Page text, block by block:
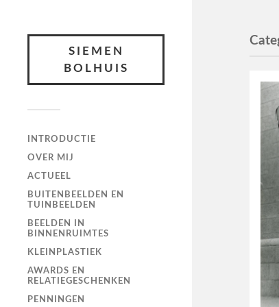
SIEMEN
BOLHUIS
INTRODUCTIE
OVER MIJ
ACTUEEL
BUITENBEELDEN EN
TUINBEELDEN
BEELDEN IN
BINNENRUIMTES
KLEINPLASTIEK
AWARDS EN
RELATIEGESCHENKEN
PENNINGEN